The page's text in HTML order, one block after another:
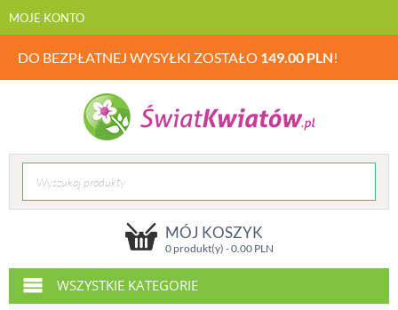
MOJE KONTO
DO BEZPŁATNEJ WYSYŁKI ZOSTAŁO 149.00 PLN!
MÓJ KOSZYK
0 produkt(y) -0.00PLN
WSZYSTKIE KATEGORIE